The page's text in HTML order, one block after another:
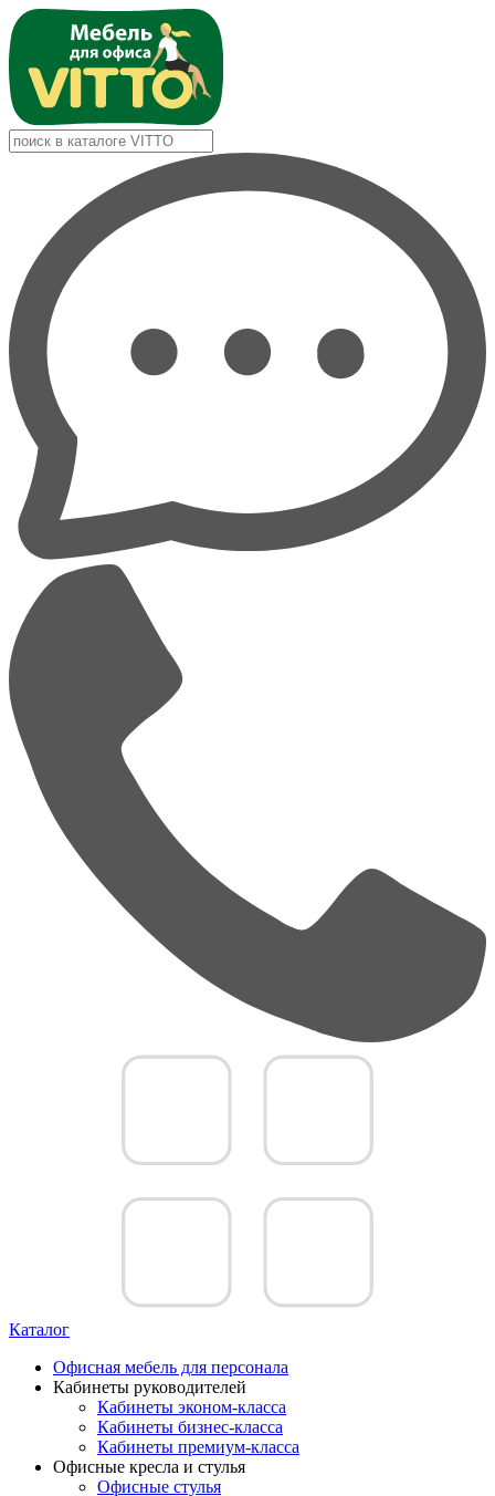
Каталог
Офисная мебель для персонала
Кабинеты руководителей
Кабинеты эконом-класса
Кабинеты бизнес-класса
Кабинеты премиум-класса
Офисные кресла и стулья
Офисные стулья